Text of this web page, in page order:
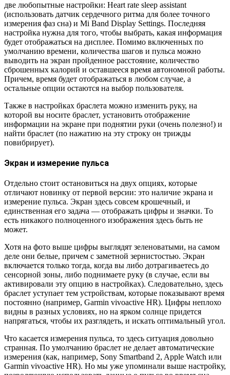
две любопытные настройки: Heart rate sleep assistant
(использовать датчик сердечного ритма для более точного
измерения фаз сна) и Mi Band Display Settings. Последняя
настройка нужна для того, чтобы выбрать, какая информация
будет отображаться на дисплее. Помимо включенных по
умолчанию времени, количества шагов и пульса можно
выводить на экран пройденное расстояние, количество
сброшенных калорий и оставшееся время автономной работы.
Причем, время будет отображаться в любом случае, а
остальные опции остаются на выбор пользователя.
Также в настройках браслета можно изменить руку, на
которой вы носите браслет, установить отображение
информации на экране при поднятии руки (очень полезно!) и
найти браслет (по нажатию на эту строку он трижды
повибрирует).
Экран и измерение пульса
Отдельно стоит остановиться на двух опциях, которые
отличают новинку от первой версии: это наличие экрана и
измерение пульса. Экран здесь совсем крошечный, и
единственная его задача — отображать цифры и значки. То
есть никакого полноценного изображения здесь быть не
может.
Хотя на фото выше цифры выглядят зеленоватыми, на самом
деле они белые, причем с заметной зернистостью. Экран
включается только тогда, когда вы либо дотрагиваетесь до
сенсорной зоны, либо поднимаете руку (в случае, если вы
активировали эту опцию в настройках). Следовательно, здесь
браслет уступает тем устройствам, которые показывают время
постоянно (например, Garmin vivoactive HR). Цифры неплохо
видны в разных условиях, но на ярком солнце придется
напрягаться, чтобы их разглядеть, и искать оптимальный угол.
Что касается измерения пульса, то здесь ситуация довольно
странная. По умолчанию браслет не делает автоматические
измерения (как, например, Sony Smartband 2, Apple Watch или
Garmin vivoactive HR). Но мы уже упоминали выше настройку,